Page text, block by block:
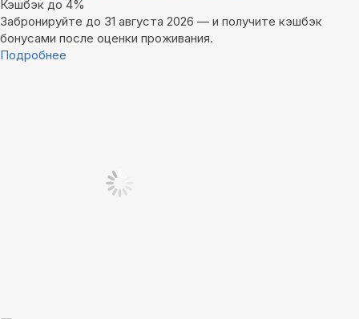
Кэшбэк до 4%
Забронируйте до 31 августа 2026 — и получите кэшбэк
бонусами после оценки проживания.
Подробнее